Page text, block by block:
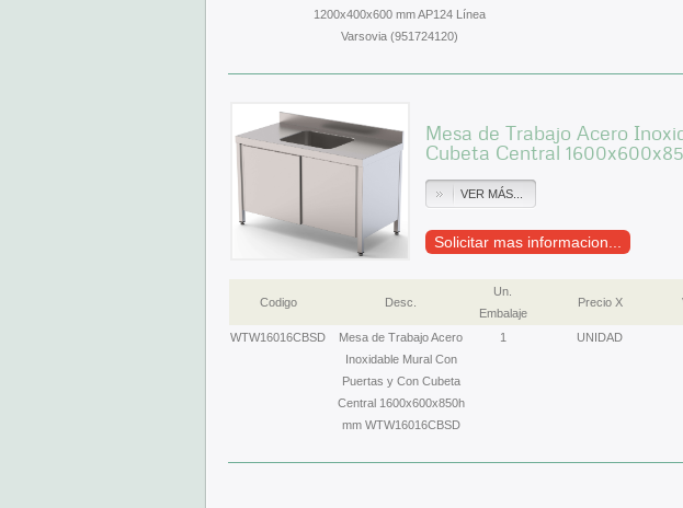
1200x400x600 mm AP124 Línea
Varsovia (951724120)
Mesa de Trabajo Acero
Cubeta Central
VER MÁS...
Solicitar mas informacion...
Codigo Desc.
Un.
Embalaje
Precio X
WTW16016CBSD
Mesa de Trabajo Acero
Inoxidable Mural Con
Puertas y Con Cubeta
Central 1600x600x850h
mm WTW16016CBSD
1 UNIDAD